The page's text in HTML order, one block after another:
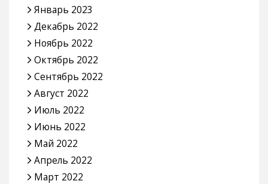
Январь 2023
Декабрь 2022
Ноябрь 2022
Октябрь 2022
Сентябрь 2022
Август 2022
Июль 2022
Июнь 2022
Май 2022
Апрель 2022
Март 2022